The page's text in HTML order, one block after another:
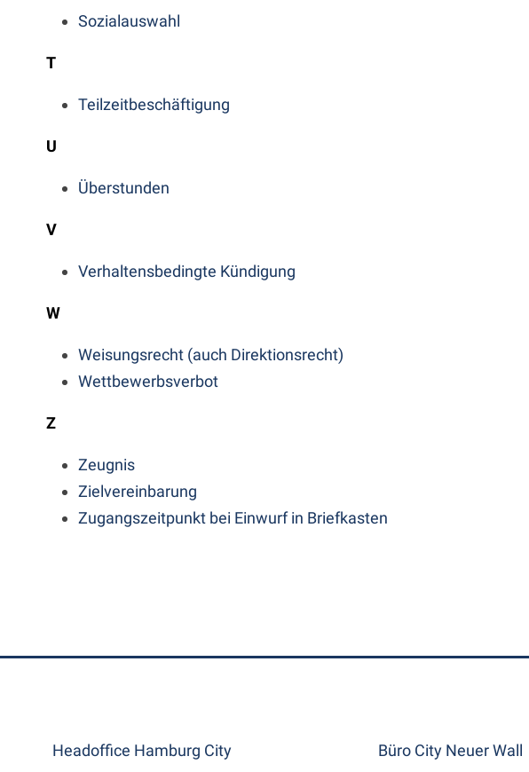
Sozialauswahl
T
Teilzeitbeschäftigung
U
Überstunden
V
Verhaltensbedingte Kündigung
W
Weisungsrecht (auch Direktionsrecht)
Wettbewerbsverbot
Z
Zeugnis
Zielvereinbarung
Zugangszeitpunkt bei Einwurf in Briefkasten
Headoffice Hamburg City Büro City Neuer Wall